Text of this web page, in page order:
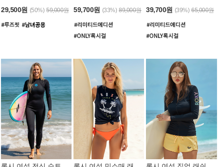
29,500원 (50%) 59,000원 59,700원 (33%) 89,000원 39,700원 (39%) 65,000원